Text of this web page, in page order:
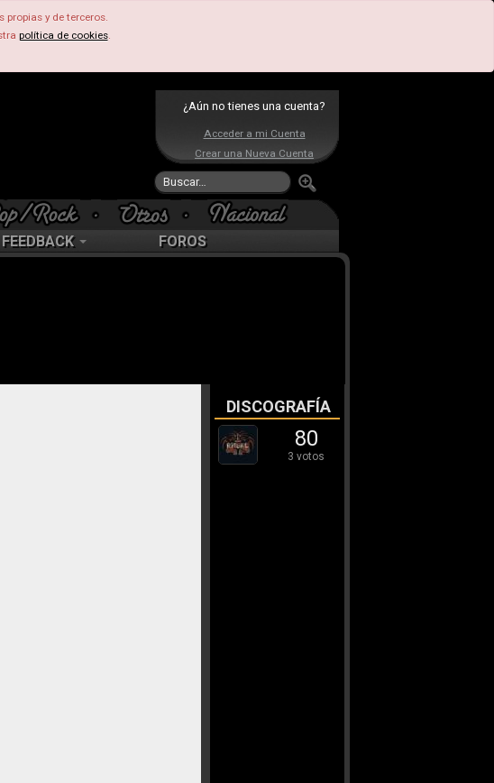
y de terceros.
política de cookies.
¿Aún no tienes una cuenta?
Acceder a mi Cuenta
Crear una Nueva Cuenta
FEEDBACK FOROS
DISCOGRAFÍA
80
3 votos